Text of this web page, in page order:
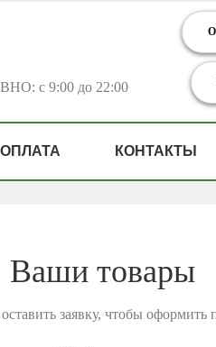
с 9:00 до 22:00
КОНТАКТЫ
Ваши товары
заявку, чтобы